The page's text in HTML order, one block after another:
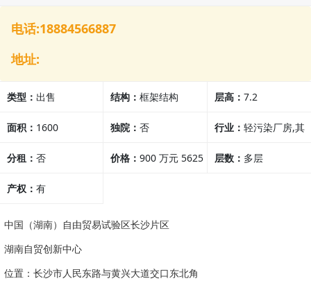
电话:18884566887
地址:
类型： 出售 结构：框架结构 层高： 7.2
面积： 1600 独院：否 行业： 轻污染厂房,其
他行业
分租： 否 价格：900 万元 5625
议）
层数： 多层
产权： 有
中国（湖南）自由贸易试验区长沙片区
湖南自贸创新中心
位置：长沙市人民东路与黄兴大道交口东北角